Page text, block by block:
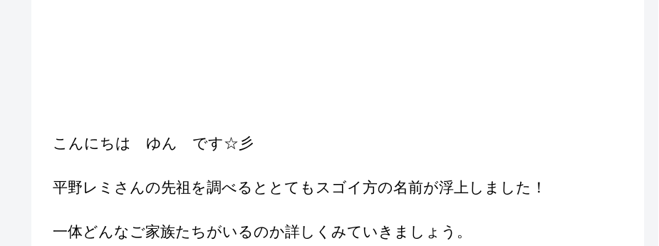
こんにちは ゆん です☆彡
平野レミさんの先祖を調べるととてもスゴイ方の名前が浮上しました！
一体どんなご家族たちがいるのか詳しくみていきましょう。